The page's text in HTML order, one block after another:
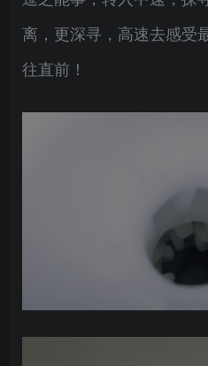
离，更深寻，高速去感受
往直前！